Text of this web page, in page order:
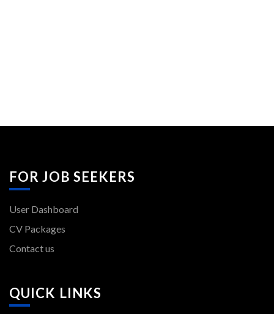
FOR JOB SEEKERS
User Dashboard
CV Packages
Contact us
QUICK LINKS